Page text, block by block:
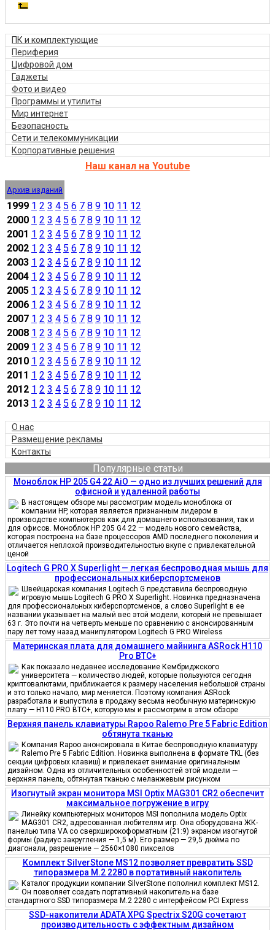
ПК и комплектующие
Периферия
Цифровой дом
Гаджеты
Фото и видео
Программы и утилиты
Мир интернет
Безопасность
Сети и телекоммуникации
Корпоративные решения
Наш канал на Youtube
Архив изданий
1999 1 2 3 4 5 6 7 8 9 10 11 12
2000 1 2 3 4 5 6 7 8 9 10 11 12
2001 1 2 3 4 5 6 7 8 9 10 11 12
2002 1 2 3 4 5 6 7 8 9 10 11 12
2003 1 2 3 4 5 6 7 8 9 10 11 12
2004 1 2 3 4 5 6 7 8 9 10 11 12
2005 1 2 3 4 5 6 7 8 9 10 11 12
2006 1 2 3 4 5 6 7 8 9 10 11 12
2007 1 2 3 4 5 6 7 8 9 10 11 12
2008 1 2 3 4 5 6 7 8 9 10 11 12
2009 1 2 3 4 5 6 7 8 9 10 11 12
2010 1 2 3 4 5 6 7 8 9 10 11 12
2011 1 2 3 4 5 6 7 8 9 10 11 12
2012 1 2 3 4 5 6 7 8 9 10 11 12
2013 1 2 3 4 5 6 7 8 9 10 11 12
О нас
Размещение рекламы
Контакты
Популярные статьи
Моноблок HP 205 G4 22 AiO — одно из лучших решений для
офисной и удаленной работы
В настоящем обзоре мы рассмотрим модель моноблока от
компании HP, которая является признанным лидером в
производстве компьютеров как для домашнего использования, так и
для офисов. Моноблок HP 205 G4 22 — модель нового семейства,
которая построена на базе процессоров AMD последнего поколения и
отличается неплохой производительностью вкупе с привлекательной
ценой
Logitech G PRO X Superlight — легкая беспроводная мышь для
профессиональных киберспортсменов
Швейцарская компания Logitech G представила беспроводную
игровую мышь Logitech G PRO X Superlight. Новинка предназначена
для профессиональных киберспортсменов, а слово Superlight в ее
названии указывает на малый вес этой модели, который не превышает
63 г. Это почти на четверть меньше по сравнению с анонсированным
пару лет тому назад манипулятором Logitech G PRO Wireless
Материнская плата для домашнего майнинга ASRock H110
Pro BTC+
Как показало недавнее исследование Кембриджского
университета — количество людей, которые пользуются сегодня
криптовалютами, приближается к размеру населения небольшой страны
и это только начало, мир меняется. Поэтому компания ASRock
разработала и выпустила в продажу весьма необычную материнскую
плату — H110 PRO BTC+, которую мы и рассмотрим в этом обзоре
Верхняя панель клавиатуры Rapoo Ralemo Pre 5 Fabric Edition
обтянута тканью
Компания Rapoo анонсировала в Китае беспроводную клавиатуру
Ralemo Pre 5 Fabric Edition. Новинка выполнена в формате TKL (без
секции цифровых клавиш) и привлекает внимание оригинальным
дизайном. Одна из отличительных особенностей этой модели —
верхняя панель, обтянутая тканью с меланжевым рисунком
Изогнутый экран монитора MSI Optix MAG301 CR2 обеспечит
максимальное погружение в игру
Линейку компьютерных мониторов MSI пополнила модель Optix
MAG301 CR2, адресованная любителям игр. Она оборудована ЖК-
панелью типа VA со сверхширокоформатным (21:9) экраном изогнутой
формы (радиус закругления — 1,5 м). Его размер — 29,5 дюйма по
диагонали, разрешение — 2560×1080 пикселов
Комплект SilverStone MS12 позволяет превратить SSD
типоразмера M.2 2280 в портативный накопитель
Каталог продукции компании SilverStone пополнил комплект MS12.
Он позволяет создать портативный накопитель на базе
стандартного SSD типоразмера M.2 2280 с интерфейсом PCI Express
SSD-накопители ADATA XPG Spectrix S20G сочетают
производительность с эффектным дизайном